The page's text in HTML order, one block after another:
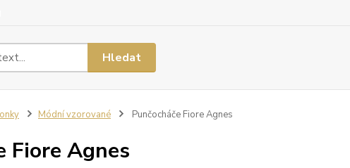
Hledat
Módní vzorované Punčocháče Fiore Agnes
Fiore Agnes